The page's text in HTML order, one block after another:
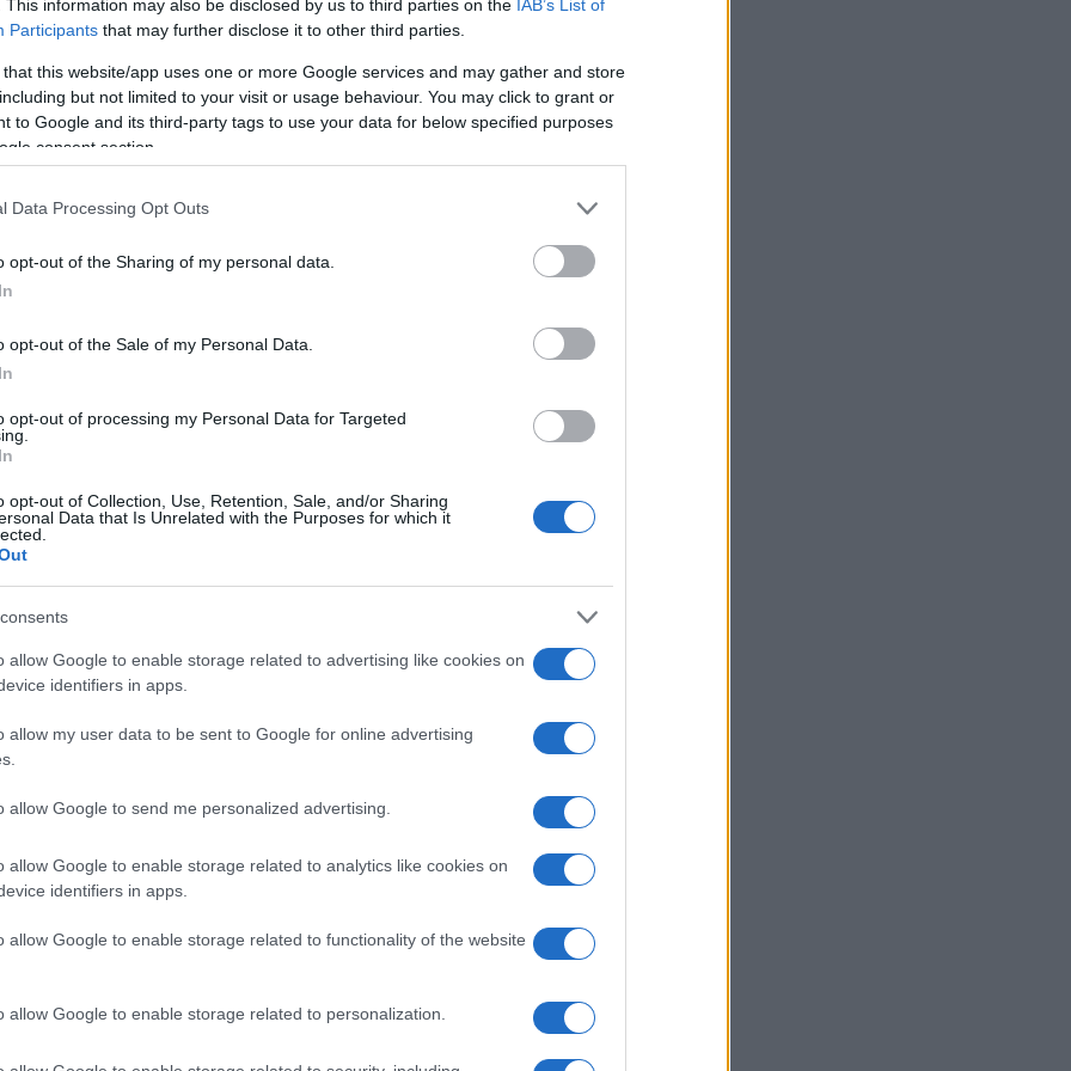
This information may also be disclosed by us to third parties on the IAB’s List of
Participants that may further disclose it to other third parties.
that this website/app uses one or more Google services and may gather and store
but not limited to your visit or usage behaviour. You may click to grant or
to Google and its third-party tags to use your data for below specified purposes
consent section.
Data Processing Opt Outs
opt-out of the Sharing of my personal data.
opt-out of the Sale of my Personal Data.
opt-out of processing my Personal Data for Targeted
opt-out of Collection, Use, Retention, Sale, and/or Sharing
Data that Is Unrelated with the Purposes for which it
allow Google to enable storage related to advertising like cookies on
identifiers in apps.
allow my user data to be sent to Google for online advertising
allow Google to send me personalized advertising.
allow Google to enable storage related to analytics like cookies on
identifiers in apps.
allow Google to enable storage related to functionality of the website
allow Google to enable storage related to personalization.
ΔΙΕΘΝΗ
20/07/2026 - 22:38
ΗΠΑ: Σε αντίθεση με τον
Τραμπ, οι περισσότεροι
πολίτες συνδέουν την
καύσωνες και τις πυρκαγιές
Η πλειονότητα των Αμερικανών
καιρικά φαινόμενα έχουν ενταθεί
κλιματική αλλαγή με την
for Progress, τα αποτελέσματα
της οποίας δημοσιοποίησε
εφημερίδα The Guardian.
ΔΙΕΘΝΗ
Ανδαλουσία – Πάνω από
120.000 στρέμματα στις
φλόγες
Μαίνεται ανεξέλεγκτη η μεγάλη
Τετάρτη 16 Ιουλίου στην περιοχή